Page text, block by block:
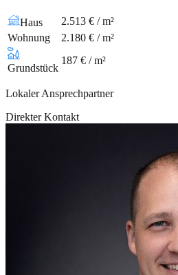
Haus
2.513 € / m²
Wohnung
2.180 € / m²
Grundstück
187 € / m²
Lokaler Ansprechpartner
Direkter Kontakt